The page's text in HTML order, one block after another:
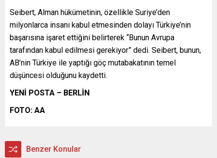
Seibert, Alman hükümetinin, özellikle Suriye’den
milyonlarca insanı kabul etmesinden dolayı Türkiye’nin
başarısına işaret ettiğini belirterek “Bunun Avrupa
tarafından kabul edilmesi gerekiyor” dedi. Seibert, bunun,
AB’nin Türkiye ile yaptığı göç mutabakatının temel
düşüncesi olduğunu kaydetti.
YENİ POSTA – BERLİN
FOTO: AA
Benzer Konular